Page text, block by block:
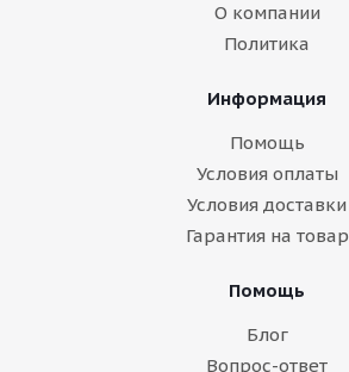
О компании
Политика
Информация
Помощь
Условия оплаты
Условия доставки
Гарантия на товар
Помощь
Блог
Вопрос-ответ